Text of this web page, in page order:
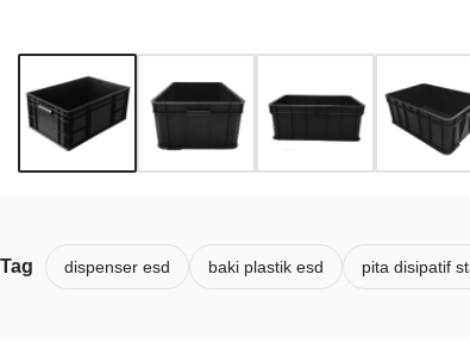
Tag dispenser esd baki plastik esd pita disipatif